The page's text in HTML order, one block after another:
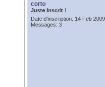
corto
Juste Inscrit !
Date d'inscription: 14 Feb 2009
Messages: 3